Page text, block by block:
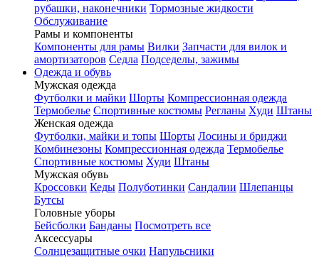
рубашки, наконечники Тормозные жидкости
Обслуживание
Рамы и компоненты
Компоненты для рамы Вилки Запчасти для вилок и
амортизаторов Седла Подседелы, зажимы
Одежда и обувь
Мужская одежда
Футболки и майки Шорты Компрессионная одежда
Термобелье Спортивные костюмы Регланы Худи Штаны
Женская одежда
Футболки, майки и топы Шорты Лосины и бриджи
Комбинезоны Компрессионная одежда Термобелье
Спортивные костюмы Худи Штаны
Мужская обувь
Кроссовки Кеды Полуботинки Сандалии Шлепанцы
Бутсы
Головные уборы
Бейсболки Банданы Посмотреть все
Аксессуары
Солнцезащитные очки Напульсники